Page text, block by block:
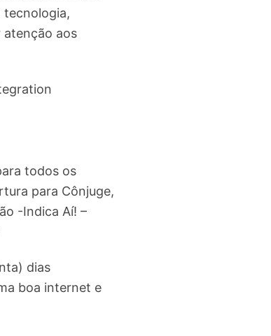
tecnologia,
aos
todos os
para Cônjuge,
-Indica Aí! –
dias
boa internet e